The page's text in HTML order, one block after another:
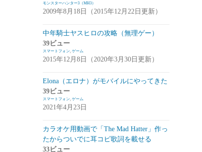
スFF) (157)
ジョブステータス
カオスの魔窟 (5)
テイルズウィーバー：SecondRun(TWSR)
(10)
雑談
モンスターハンター3（MH3）
2009年8月18日（2015年12月22日更新）
中年騎士ヤスヒロの攻略（無理ゲー）
39ビュー
スマートフォン, ゲーム
2015年12月8日（2020年3月30日更新）
Elona（エロナ）がモバイルにやってきた
39ビュー
スマートフォン, ゲーム
2021年4月23日
カラオケ用動画で「The Mad Hatter」作っ
たからついでに耳コピ歌詞を載せる
33ビュー